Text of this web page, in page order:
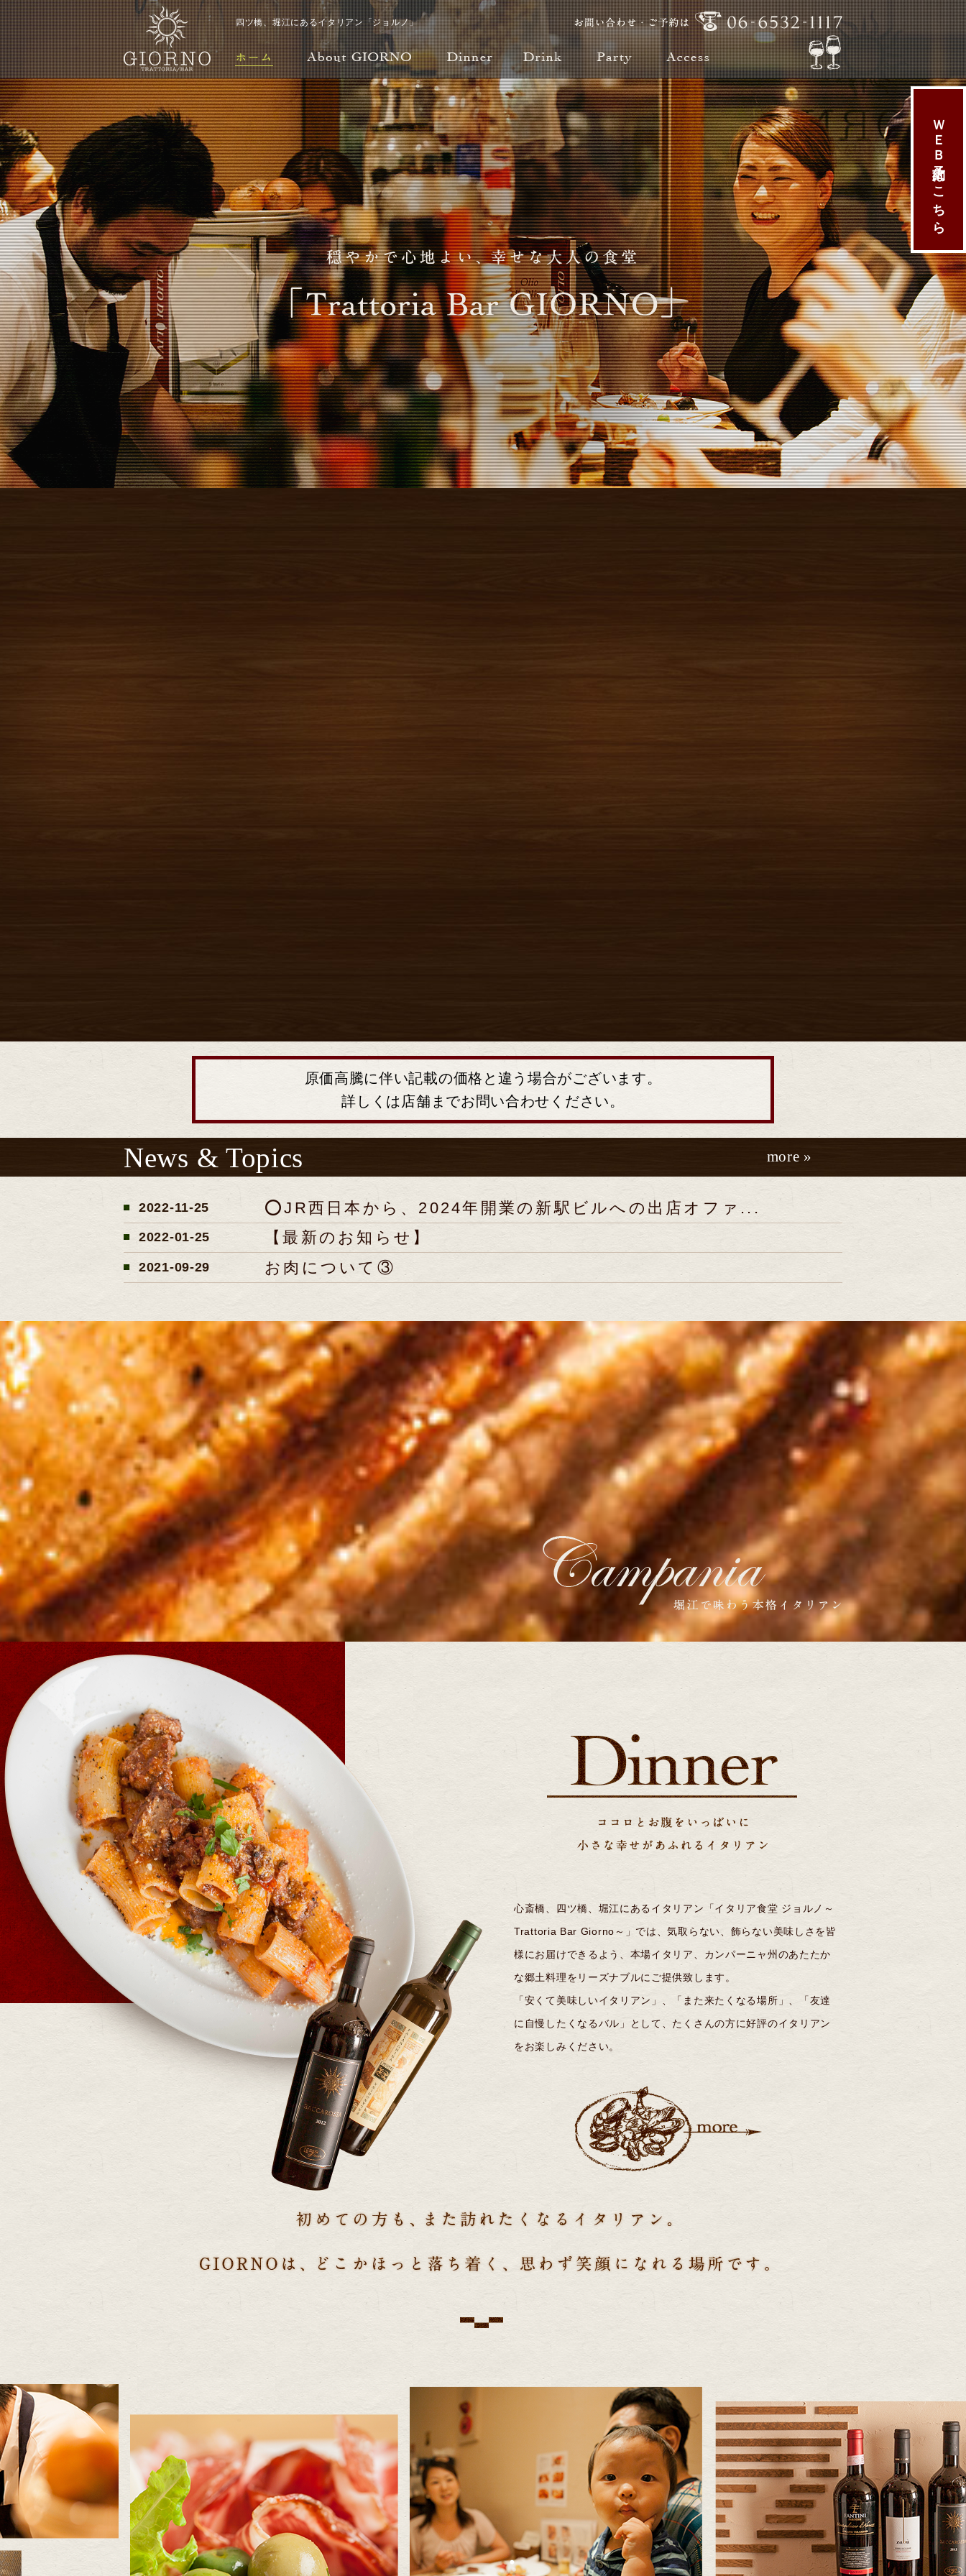
四ツ橋、堀江にあるイタリアン「ジョルノ」
原価高騰に伴い記載の価格と違う場合がございます。
詳しくは店舗までお問い合わせください。
News & Topics more »
2022-11-25 ⭕️JR西日本から、2024年開業の新駅ビルへの出店オファ...
2022-01-25 【最新のお知らせ】
2021-09-29 お肉について③
心斎橋、四ツ橋、堀江にあるイタリアン「イタリア食堂 ジョルノ～
Trattoria Bar Giorno～」では、気取らない、飾らない美味しさを皆
様にお届けできるよう、本場イタリア、カンパーニャ州のあたたか
な郷土料理をリーズナブルにご提供致します。
「安くて美味しいイタリアン」、「また来たくなる場所」、「友達
に自慢したくなるバル」として、たくさんの方に好評のイタリアン
をお楽しみください。
ＷＥＢ予約はこちら